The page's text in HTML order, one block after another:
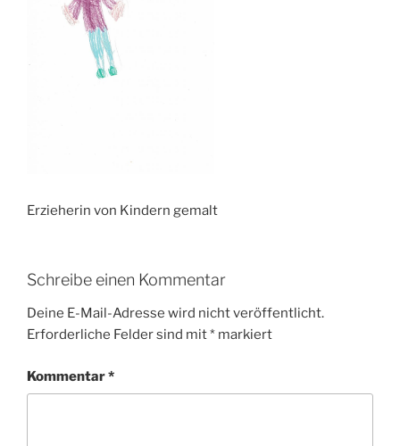
Erzieherin von Kindern gemalt
Schreibe einen Kommentar
Deine E-Mail-Adresse wird nicht veröffentlicht.
Erforderliche Felder sind mit* markiert
Kommentar*